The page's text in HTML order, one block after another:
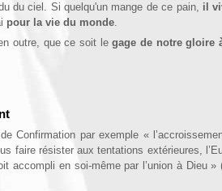
ciel. Si quelqu'un mange de ce pain, il
pour la vie du monde.
outre, que ce soit legage de notre gloire
Confirmation par exemple «
faire résister aux tentations extérieures,
accompli en soi-même par l’union à Dieu